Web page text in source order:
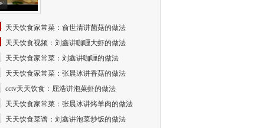
天天饮食家常菜：俞世清讲菌菇的做法
天天饮食视频：刘鑫讲咖喱大虾的做法
天天饮食家常菜：刘鑫讲咖喱的做法
天天饮食家常菜：张晨冰讲香菇的做法
cctv天天饮食：屈浩讲泡菜虾的做法
天天饮食家常菜：张晨冰讲烤羊肉的做法
天天饮食菜谱：刘鑫讲泡菜炒饭的做法